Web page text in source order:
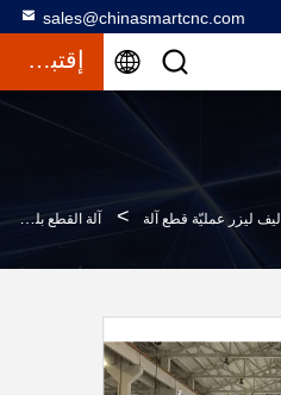
sales@chinasmartcnc.com
إقتباس
ليف ليزر عمليّة قطع آلة > آلة القطع بليزر الألياف IPG ، آلة القطع بالليزر CNC بالليزر